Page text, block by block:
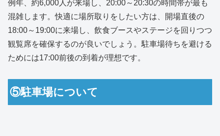
例年、約6,000人が来場し、20:00～20:30の時間帯が最も
混雑します。快適に場所取りをしたい方は、開場直後の
18:00～19:00に来場し、飲食ブースやステージを回りつつ
観覧席を確保するのが良いでしょう。駐車場待ちを避ける
ためには17:00前後の到着が理想です。
⑤駐車場について